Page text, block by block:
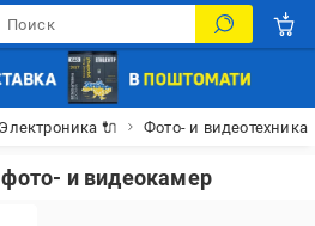
Электроника 🔌 Фото- и видеотехника
и видеокамер